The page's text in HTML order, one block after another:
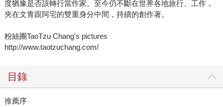
度猶豫是否該轉行當作家。至今仍不斷在世界各地旅行、工作，
夾在文青跟阿宅的雙重身分中間，持續的創作著。
粉絲團TaoTzu Chang's pictures
http://www.taotzuchang.com/
目錄
推薦序